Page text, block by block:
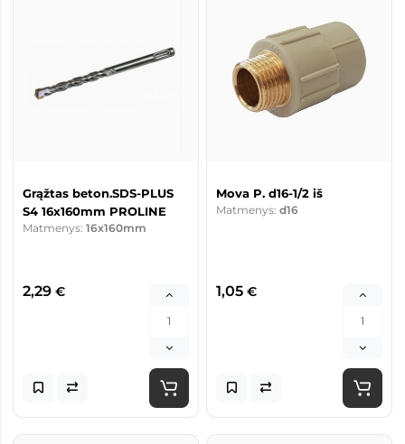
Grąžtas beton.SDS-PLUS
S4 16x160mm PROLINE
Matmenys: 16x160mm
2,29 €
Mova P. d16-1/2 iš
Matmenys: d16
1,05 €